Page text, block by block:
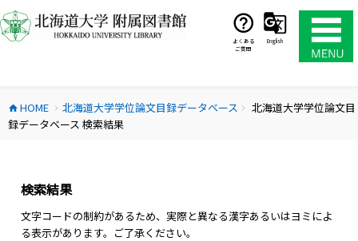
ン
テ
ス
キ
よくある
ご質問
English
home HOME chevron_right 北海道大学学位論文目録データベース chevron_right
北海道大学学位論文目
録データベース 検索結果
検索結果
文字コードの制約があるため、実際と異なる漢字あるいはヨミによ
る表示があります。ご了承ください。